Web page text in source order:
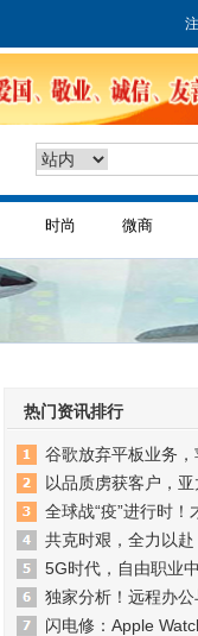
时尚 微商
热门资讯排行
谷歌放弃平板业务
以品质虏获客户，
全球战“疫”进行时！
共克时艰，全力以
5G时代，自由职业
独家分析！远程办公
闪电修：Apple